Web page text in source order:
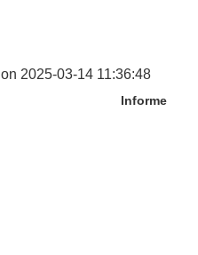
on 2025-03-14 11:36:48
Informe